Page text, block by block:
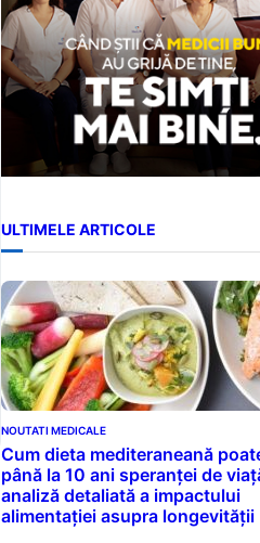
ULTIMELE ARTICOLE
NOUTATI MEDICALE
Cum dieta mediteraneană
până la 10 ani speranței de
analiză detaliată a impactului
alimentației asupra longevității